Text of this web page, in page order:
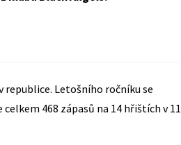
Letošního ročníku se
468 zápasů na 14 hřištích v 11